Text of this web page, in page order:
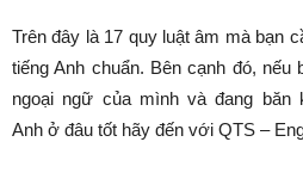
Trên đây là 17 quy luật âm mà bạn
tiếng Anh chuẩn. Bên cạnh đó, nếu
ngoại ngữ của mình và đang băn
Anh ở đâu tốt hãy đến với QTS –